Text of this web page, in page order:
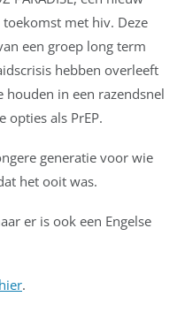
met hiv. Deze
een groep long term
hebben overleeft
in een razendsnel
opties als PrEP.
generatie voor wie
het ooit was.
er is ook een Engelse
.